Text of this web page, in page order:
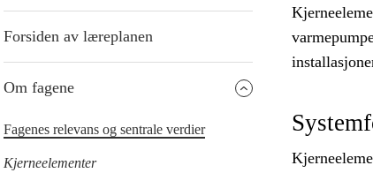
Forsiden av læreplanen
Om fagene
Fagenes relevans og sentrale verdier
Kjerneelementer